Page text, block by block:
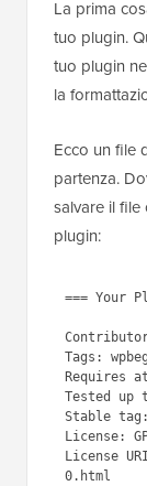
La prima
tuo plugin.
tuo plugin
la
Ecco un file
partenza.
salvare il file
plugin:
=== Your
Tags:
Requires
Tested up
Stable
License:
License
0.html